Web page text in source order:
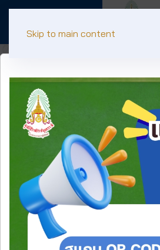
Skip to main content
พระราช
"การดำเนินงานของมูลนิธิ ที่ไ